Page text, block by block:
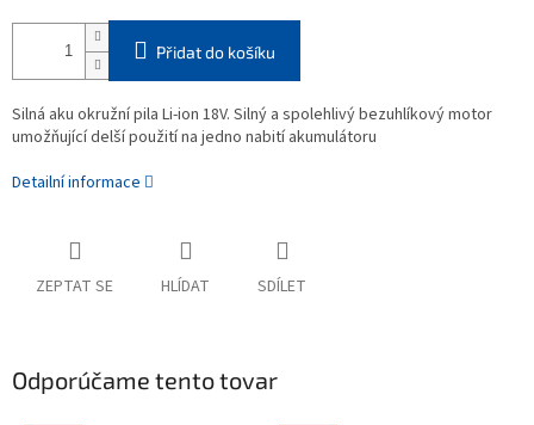
Přidat do košíku
Silná aku okružní pila Li-ion 18V. Silný a spolehlivý bezuhlíkový motor
umožňující delší použití na jedno nabití akumulátoru
Detailní informace
ZEPTAT SE HLÍDAT SDÍLET
Odporúčame tento tovar